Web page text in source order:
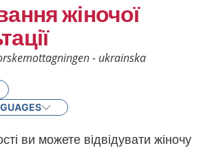
жіночої
- ukrainska
ви можете відвідувати жіночу